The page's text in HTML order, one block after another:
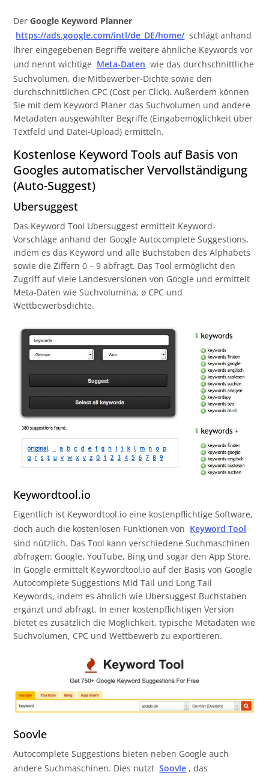
DerGoogle Keyword Planner
https://ads.google.com/intl/de_DE/home/ schlägt anhand
Ihrer eingegebenen Begriffe weitere ähnliche Keywords vor
und nennt wichtige Meta-Daten wie das durchschnittliche
Suchvolumen, die Mitbewerber-Dichte sowie den
durchschnittlichen CPC (Cost per Click). Außerdem können
Sie mit dem Keyword Planer das Suchvolumen und andere
Metadaten ausgewählter Begriffe (Eingabemöglichkeit über
Textfeld und Datei-Upload) ermitteln.
Kostenlose Keyword Tools auf Basis von
Googles automatischer Vervollständigung
(Auto-Suggest)
Ubersuggest
Das Keyword Tool Ubersuggest ermittelt Keyword-
Vorschläge anhand der Google Autocomplete Suggestions,
indem es das Keyword und alle Buchstaben des Alphabets
sowie die Ziffern 0 – 9 abfragt. Das Tool ermöglicht den
Zugriff auf viele Landesversionen von Google und ermittelt
Meta-Daten wie Suchvolumina, ø CPC und
Wettbewerbsdichte.
Keywordtool.io
Eigentlich ist Keywordtool.io eine kostenpflichtige Software,
doch auch die kostenlosen Funktionen von Keyword Tool
sind nützlich. Das Tool kann verschiedene Suchmaschinen
abfragen: Google, YouTube, Bing und sogar den App Store.
In Google ermittelt Keywordtool.io auf der Basis von Google
Autocomplete Suggestions Mid Tail und Long Tail
Keywords, indem es ähnlich wie Ubersuggest Buchstaben
ergänzt und abfragt. In einer kostenpflichtigen Version
bietet es zusätzlich die Möglichkeit, typische Metadaten wie
Suchvolumen, CPC und Wettbewerb zu exportieren.
Soovle
Autocomplete Suggestions bieten neben Google auch
andere Suchmaschinen. Dies nutzt Soovle , das